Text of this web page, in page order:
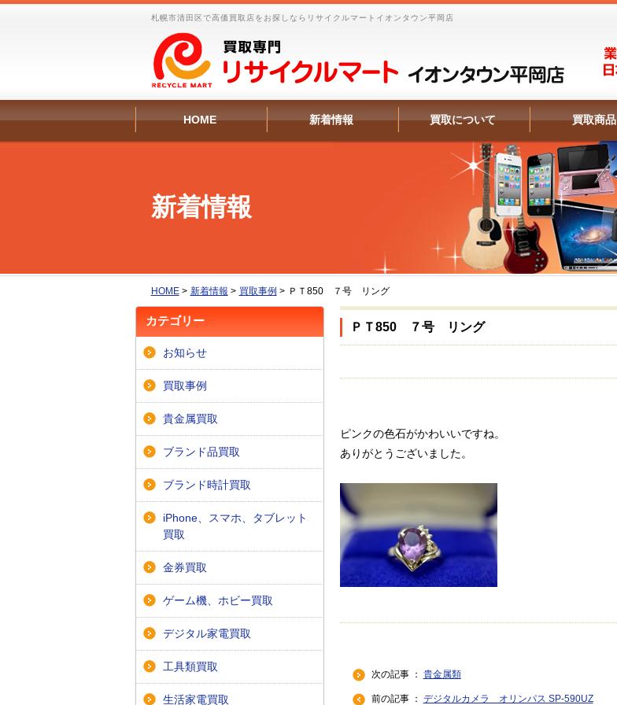
札幌市清田区で高価買取店をお探しならリサイクルマートイオンタウン平岡店
HOME 新着情報 買取について 買取商品
新着情報
HOME> 新着情報 > 買取事例 > ＰＴ850 ７号 リング
ＰＴ850 ７号 リング
ピンクの色石がかわいいですね。
ありがとうございました。
次の記事 ： 貴金属類
前の記事 ： デジタルカメラ オリンパス SP-590UZ
カテゴリー
お知らせ
買取事例
貴金属買取
ブランド品買取
ブランド時計買取
iPhone、スマホ、タブレット
買取
金券買取
ゲーム機、ホビー買取
デジタル家電買取
工具類買取
生活家電買取